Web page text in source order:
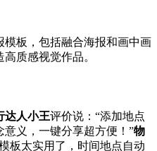
板，包括融合海报和画中画
质感视觉作品。
达人小王评价说：“添加地点
义，一键分享超方便！”物
板太实用了，时间地点自动